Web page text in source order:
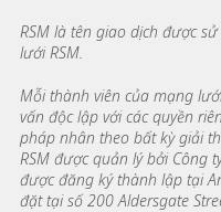
RSM là tên giao dịch được
lưới RSM.
Mỗi thành viên của mạng
vấn độc lập với các quyền
pháp nhân theo bất kỳ giải
RSM được quản lý bởi Công
được đăng ký thành lập tại
đặt tại số 200 Aldersgate